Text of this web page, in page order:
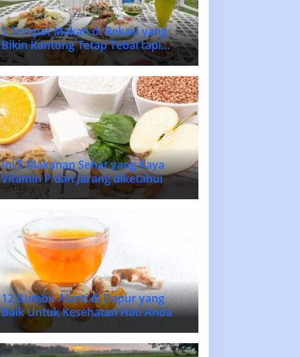
5 Tempat Makan di Bekasi yang
Bikin Kantong Tetap Tebal tapi
Lidah Bahagia
Ini 5 Makanan Sehat yang Kaya
Vitamin P dan Jarang diketahui
12 Bumbu Alami di Dapur yang
Baik Untuk Kesehatan Hati Anda